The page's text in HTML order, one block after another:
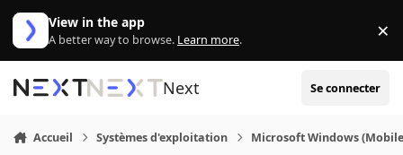
Aller au contenu
View in the app
A better way to browse. Learn more. ×
Next Se connecter
Accueil Systèmes d'exploitation Microsoft Windows